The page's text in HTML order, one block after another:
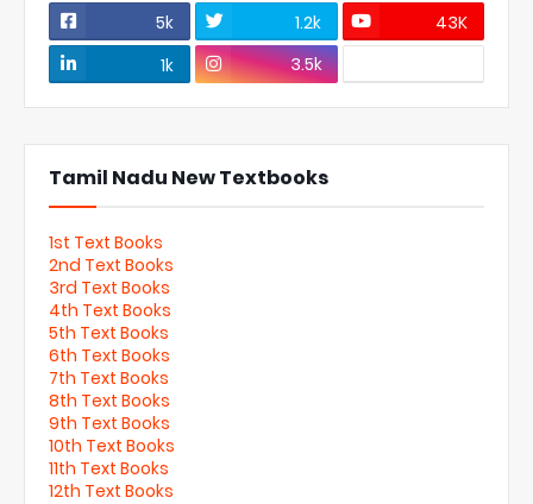
5k 1.2k
43K
1k
3.5k
Tamil Nadu New Textbooks
1st Text Books
2nd Text Books
3rd Text Books
4th Text Books
5th Text Books
6th Text Books
7th Text Books
8th Text Books
9th Text Books
10th Text Books
11th Text Books
12th Text Books